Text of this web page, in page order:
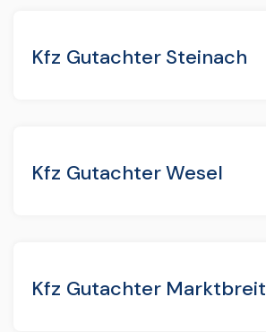
Kfz Gutachter Steinach
Kfz Gutachter Wesel
Kfz Gutachter Marktbreit